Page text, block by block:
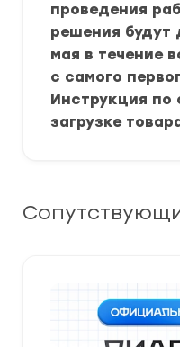
проведения
решения будут
мая в течение
с самого
Инструкция по
загрузке